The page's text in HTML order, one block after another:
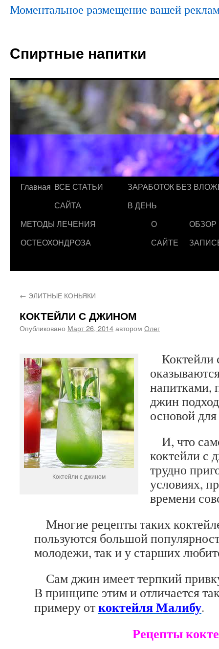
Моментальное размещение вашей
Спиртные напитки
Главная ВСЕ СТАТЬИ
САЙТА
ЗАРАБОТОК БЕЗ
В ДЕНЬ
МЕТОДЫ ЛЕЧЕНИЯ
ОСТЕОХОНДРОЗА
О
САЙТЕ
ОБЗОР
← ЭЛИТНЫЕ КОНЬЯКИ
КОКТЕЙЛИ С ДЖИНОМ
Опубликовано Март 26, 2014автором Олег
Коктейли с джином
Коктейли
напитками,
джин
основой
И, что
коктейли с
трудно
условиях,
времени
Многие рецепты таких
пользуются большой
молодежи, так и у старших
Сам джин имеет терпкий
В принципе этим и отличается
примеру откоктейля Малибу.
Рецепты